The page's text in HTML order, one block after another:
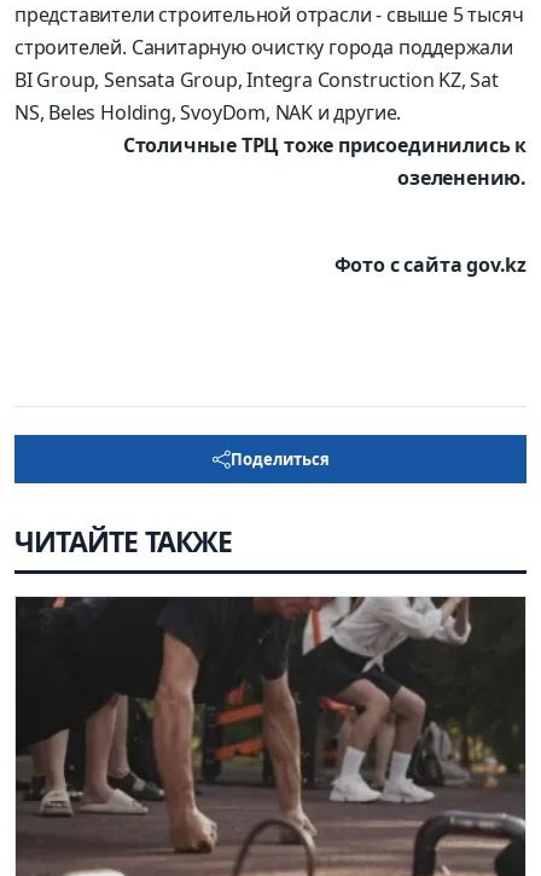
представители строительной отрасли - свыше 5 тысяч
строителей. Санитарную очистку города поддержали
BI Group, Sensata Group, Integra Construction KZ, Sat
NS, Beles Holding, SvoyDom, NAK и другие.
Столичные ТРЦ тоже присоединились к
озеленению.
Фото с сайта gov.kz
Поделиться
ЧИТАЙТЕ ТАКЖЕ